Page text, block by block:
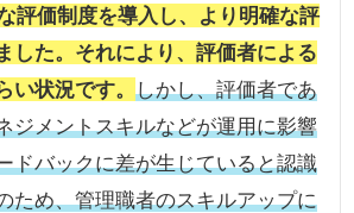
評価制度を導入し、より明確な評
した。それにより、評価者による
い状況です。しかし、評価者であ
ジメントスキルなどが運用に影響
ドバックに差が生じていると認識
ため、管理職者のスキルアップに